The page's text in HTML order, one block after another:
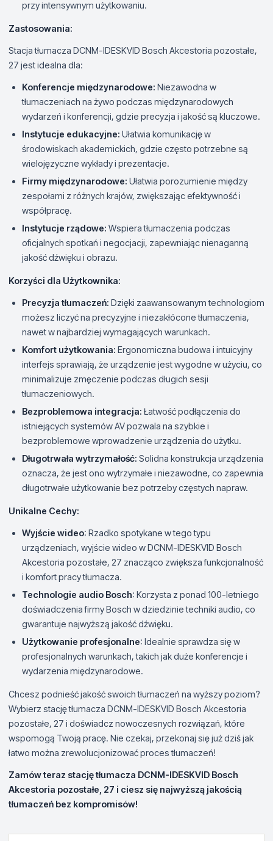
przy intensywnym użytkowaniu.
Zastosowania:
Stacja tłumacza DCNM-IDESKVID Bosch Akcestoria pozostałe,
27 jest idealna dla:
Konferencje międzynarodowe: Niezawodna w
tłumaczeniach na żywo podczas międzynarodowych
wydarzeń i konferencji, gdzie precyzja i jakość są kluczowe.
Instytucje edukacyjne: Ułatwia komunikację w
środowiskach akademickich, gdzie często potrzebne są
wielojęzyczne wykłady i prezentacje.
Firmy międzynarodowe: Ułatwia porozumienie między
zespołami z różnych krajów, zwiększając efektywność i
współpracę.
Instytucje rządowe: Wspiera tłumaczenia podczas
oficjalnych spotkań i negocjacji, zapewniając nienaganną
jakość dźwięku i obrazu.
Korzyści dla Użytkownika:
Precyzja tłumaczeń: Dzięki zaawansowanym technologiom
możesz liczyć na precyzyjne i niezakłócone tłumaczenia,
nawet w najbardziej wymagających warunkach.
Komfort użytkowania: Ergonomiczna budowa i intuicyjny
interfejs sprawiają, że urządzenie jest wygodne w użyciu, co
minimalizuje zmęczenie podczas długich sesji
tłumaczeniowych.
Bezproblemowa integracja: Łatwość podłączenia do
istniejących systemów AV pozwala na szybkie i
bezproblemowe wprowadzenie urządzenia do użytku.
Długotrwała wytrzymałość: Solidna konstrukcja urządzenia
oznacza, że jest ono wytrzymałe i niezawodne, co zapewnia
długotrwałe użytkowanie bez potrzeby częstych napraw.
Unikalne Cechy:
Wyjście wideo: Rzadko spotykane w tego typu
urządzeniach, wyjście wideo w DCNM-IDESKVID Bosch
Akcestoria pozostałe, 27 znacząco zwiększa funkcjonalność
i komfort pracy tłumacza.
Technologie audio Bosch: Korzysta z ponad 100-letniego
doświadczenia firmy Bosch w dziedzinie techniki audio, co
gwarantuje najwyższą jakość dźwięku.
Użytkowanie profesjonalne: Idealnie sprawdza się w
profesjonalnych warunkach, takich jak duże konferencje i
wydarzenia międzynarodowe.
Chcesz podnieść jakość swoich tłumaczeń na wyższy poziom?
Wybierz stację tłumacza DCNM-IDESKVID Bosch Akcestoria
pozostałe, 27 i doświadcz nowoczesnych rozwiązań, które
wspomogą Twoją pracę. Nie czekaj, przekonaj się już dziś jak
łatwo można zrewolucjonizować proces tłumaczeń!
Zamów teraz stację tłumacza DCNM-IDESKVID Bosch
Akcestoria pozostałe, 27 i ciesz się najwyższą jakością
tłumaczeń bez kompromisów!